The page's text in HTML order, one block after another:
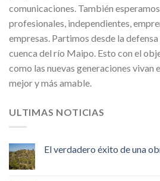
comunicaciones. También
profesionales, independientes,
empresas. Partimos desde la
cuenca del río Maipo. Esto con el
como las nuevas generaciones vivan
mejor y más amable.
ULTIMAS NOTICIAS
El verdadero éxito de una